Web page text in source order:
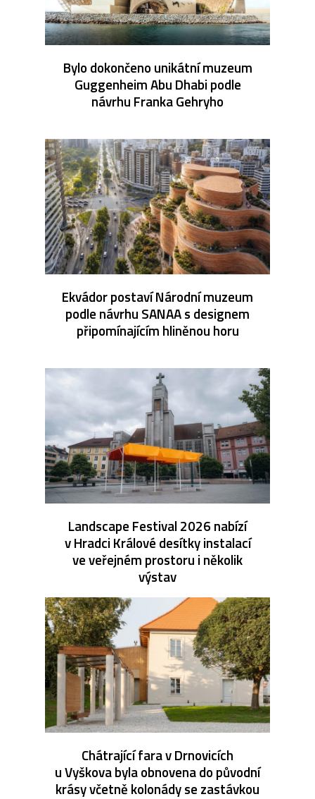
Bylo dokončeno unikátní muzeum
Guggenheim Abu Dhabi podle
návrhu Franka Gehryho
Ekvádor postaví Národní muzeum
podle návrhu SANAA s designem
připomínajícím hliněnou horu
Landscape Festival 2026 nabízí
v Hradci Králové desítky instalací
ve veřejném prostoru i několik
výstav
Chátrající fara v Drnovicích
u Vyškova byla obnovena do původní
krásy včetně kolonády se zastávkou